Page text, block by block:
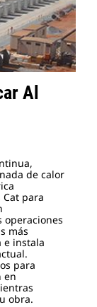
Al
de calor
para
operaciones
más
e instala
para
en
obra.